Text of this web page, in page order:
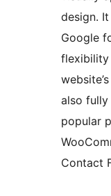
design.
Google
flexibility
also
popular
Contact